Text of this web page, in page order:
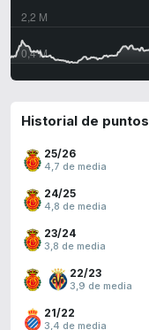
Historial de puntos
25/26
4,7 de media
24/25
4,8 de media
23/24
3,8 de media
22/23
3,9 de media
21/22
3,4 de media